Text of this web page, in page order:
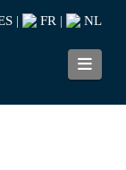
FR NL